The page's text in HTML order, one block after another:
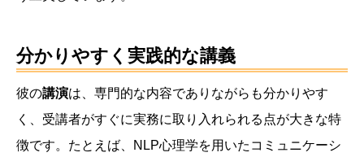
分かりやすく実践的な講義
彼の講演は、専門的な内容でありながらも分かりやす
く、受講者がすぐに実務に取り入れられる点が大きな特
徴です。たとえば、NLP心理学を用いたコミュニケーシ